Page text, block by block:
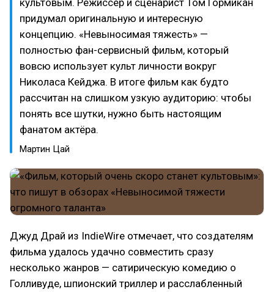
придумал оригинальную и интересную
концепцию. «Невыносимая тяжесть» —
полностью фан-сервисный фильм, который
вовсю использует культ личности вокруг
Николаса Кейджа. В итоге фильм как будто
рассчитан на слишком узкую аудиторию: чтобы
понять все шутки, нужно быть настоящим
фанатом актёра.
Мартин Цай
Джуд Драй из IndieWire отмечает, что создателям
фильма удалось удачно совместить сразу
несколько жанров — сатирическую комедию о
Голливуде, шпионский триллер и расслабленный